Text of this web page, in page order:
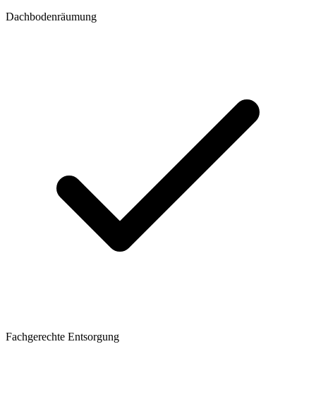
Dachbodenräumung
Fachgerechte Entsorgung